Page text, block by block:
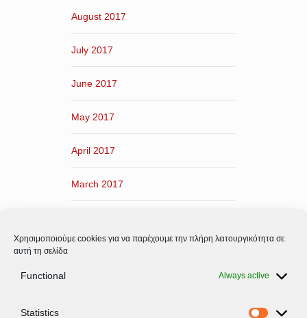
Χρησιμοποιούμε cookies για να παρέχουμε την πλήρη λειτουργικότητα σε
αυτή τη σελίδα
Functional Always active
Statistics
August 2017
July 2017
June 2017
May 2017
April 2017
March 2017